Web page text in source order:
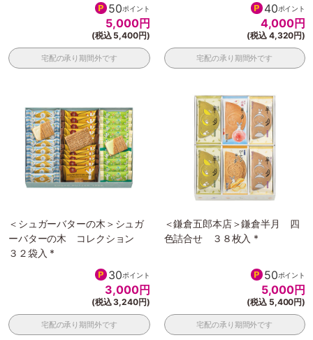
50ポイント
5,000円
(税込 5,400円)
宅配の承り期間外です
40ポイント
4,000円
(税込 4,320円)
宅配の承り期間外です
＜シュガーバターの木＞シュガ
ーバターの木 コレクション
３２袋入 *
30ポイント
3,000円
(税込 3,240円)
宅配の承り期間外です
＜鎌倉五郎本店＞鎌倉半月 四
色詰合せ ３８枚入 *
50ポイント
5,000円
(税込 5,400円)
宅配の承り期間外です